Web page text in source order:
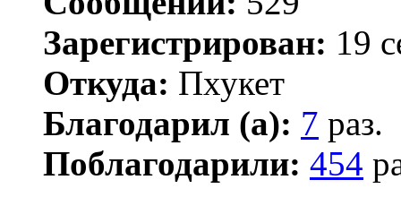
Зарегистрирован: 19
Откуда: Пхукет
Благодарил (а): 7 раз.
Поблагодарили: 454